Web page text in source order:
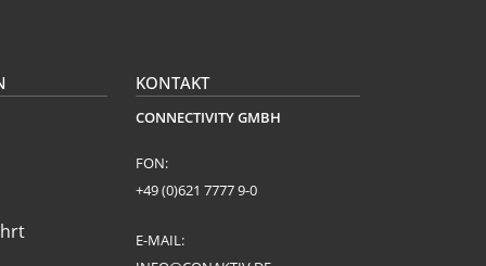
KONTAKT
CONNECTIVITY GMBH
FON:
+49 (0)621 7777 9-0
E-MAIL: